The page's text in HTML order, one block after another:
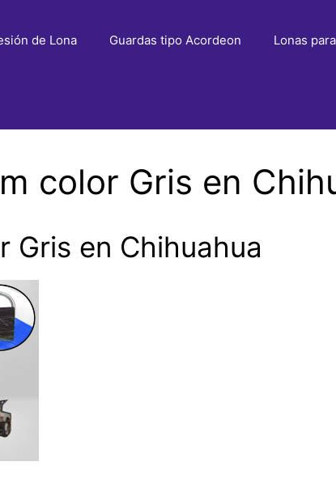
de Lona Guardas tipo Acordeon Lonas
color Gris en
Gris en Chihuahua